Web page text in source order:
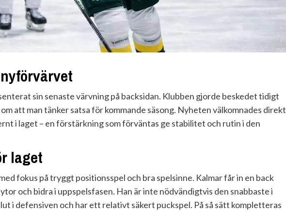
sin senaste värvning på backsidan. Klubben gjorde beskedet tidigt
att man tänker satsa för kommande säsong. Nyheten välkomnades direkt
i laget – en förstärkning som förväntas ge stabilitet och rutin i den
laget
fokus på tryggt positionsspel och bra spelsinne. Kalmar får in en back
och bidra i uppspelsfasen. Han är inte nödvändigtvis den snabbaste i
i defensiven och har ett relativt säkert puckspel. På så sätt kompletteras